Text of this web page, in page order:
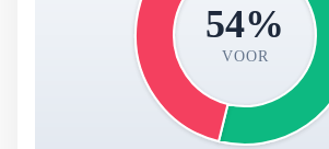
54%
VOOR